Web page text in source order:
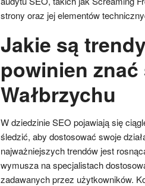
strony oraz jej elementów
Jakie są
powinien
Wałbrzychu
W dziedzinie SEO pojawiają się
śledzić, aby dostosować swoje
najważniejszych trendów jest
wymusza na specjalistach
zadawanych przez użytkowników.